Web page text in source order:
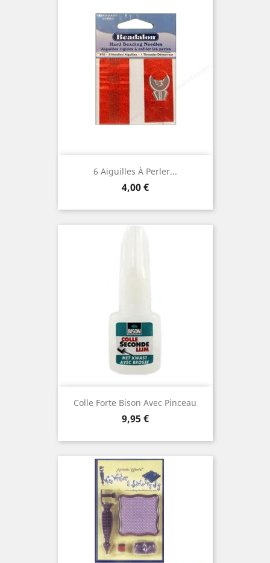
6 Aiguilles À Perler...
Prix
4,00 €
Colle Forte Bison Avec Pinceau
Prix
9,95 €